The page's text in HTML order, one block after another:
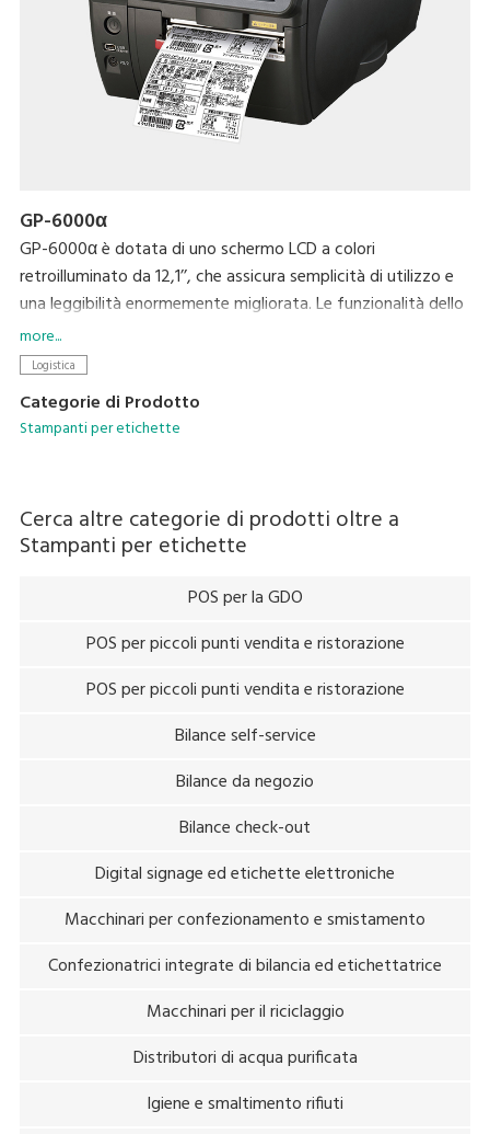
GP-6000α
GP-6000α è dotata di uno schermo LCD a colori
retroilluminato da 12,1’’, che assicura semplicità di utilizzo e
una leggibilità enormemente migliorata. Le funzionalità dello
schermo permettono di ridurre gli errori nell'inserimento dei
dati ed è inoltre possibile visualizzare dei video per la
articoli nella sua memoria da 4 MB. I dati grafici possono
essere salvati tramite una scheda SD. Tutti i passaggi, dalla
more...
Logistica
Categorie di Prodotto
Stampanti per etichette
Cerca altre categorie di prodotti oltre a
Stampanti per etichette
POS per la GDO
POS per piccoli punti vendita e ristorazione
POS per piccoli punti vendita e ristorazione
Bilance self-service
Bilance da negozio
Bilance check-out
Digital signage ed etichette elettroniche
Macchinari per confezionamento e smistamento
Confezionatrici integrate di bilancia ed etichettatrice
Macchinari per il riciclaggio
Distributori di acqua purificata
Igiene e smaltimento rifiuti